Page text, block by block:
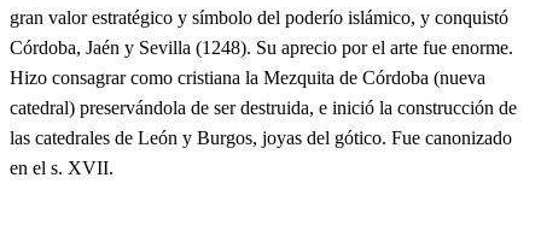
gran valor estratégico y símbolo del poderío islámico, y conquistó
Córdoba, Jaén y Sevilla (1248). Su aprecio por el arte fue enorme.
Hizo consagrar como cristiana la Mezquita de Córdoba (nueva
catedral) preservándola de ser destruida, e inició la construcción de
las catedrales de León y Burgos, joyas del gótico. Fue canonizado
en el s. XVII.